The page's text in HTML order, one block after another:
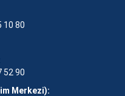
10 80
52 90
Merkezi):